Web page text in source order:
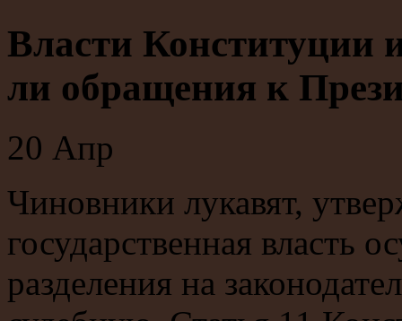
Власти
ли обращения к
20 Апр
Чиновники лукавят,
государственная власть
разделения на